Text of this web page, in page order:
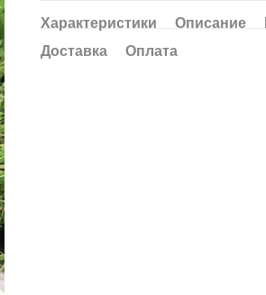
Характеристики Описание
Доставка
Оплата